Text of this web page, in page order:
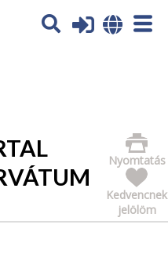
tájékoztatás itt:
B
Nyomtatás
Kedvencnek
jelölöm